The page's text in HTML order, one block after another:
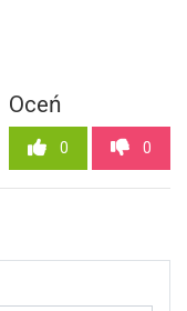
Oceń
0 0